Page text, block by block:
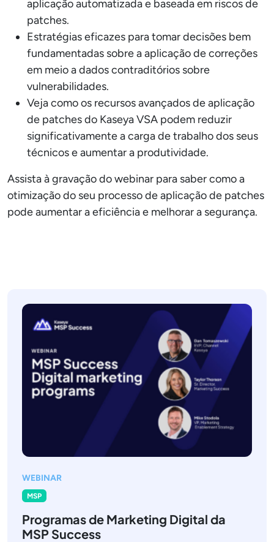
aplicação automatizada e baseada em riscos de
patches.
Estratégias eficazes para tomar decisões bem
fundamentadas sobre a aplicação de correções
em meio a dados contraditórios sobre
vulnerabilidades.
Veja como os recursos avançados de aplicação
de patches do Kaseya VSA podem reduzir
significativamente a carga de trabalho dos seus
técnicos e aumentar a produtividade.
Assista à gravação do webinar para saber como a
otimização do seu processo de aplicação de patches
pode aumentar a eficiência e melhorar a segurança.
WEBINAR
MSP
Programas de Marketing Digital da
MSP Success